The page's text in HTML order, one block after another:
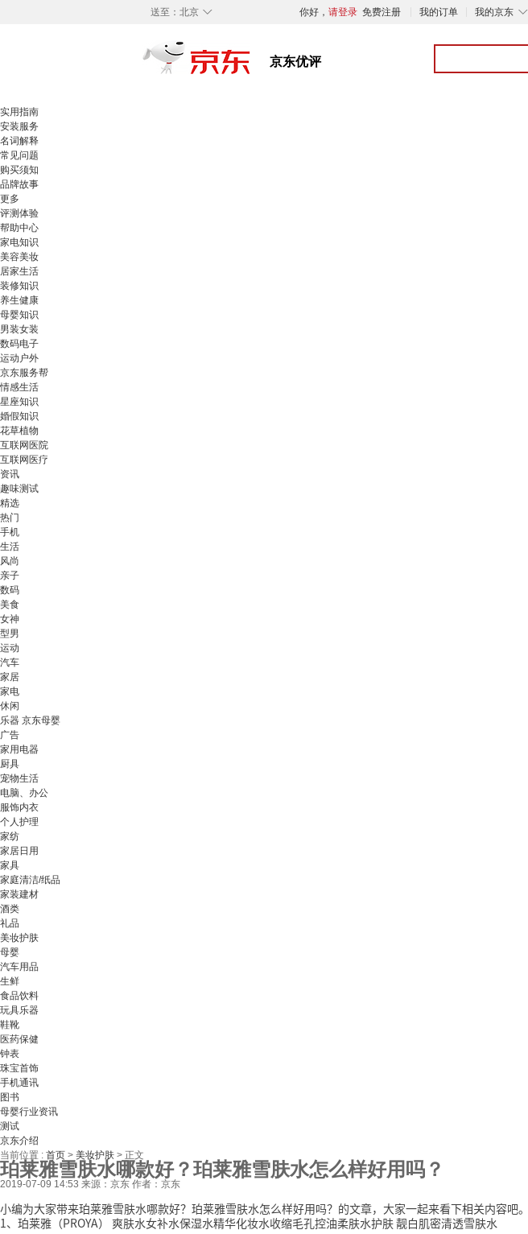
◇
送至： 北京 你好， 请登录 免费注册 我的订单 ◇
我的京东
实用指南
安装服务
名词解释
常见问题
购买须知
品牌故事
更多
评测体验
帮助中心
家电知识
美容美妆
居家生活
装修知识
养生健康
母婴知识
男装女装
数码电子
运动户外
京东服务帮
情感生活
星座知识
婚假知识
花草植物
互联网医院
互联网医疗
资讯
趣味测试
精选
热门
手机
生活
风尚
亲子
数码
美食
女神
型男
运动
汽车
家居
家电
休闲
乐器 京东母婴
广告
家用电器
厨具
宠物生活
电脑、办公
服饰内衣
个人护理
家纺
家居日用
家具
家庭清洁/纸品
家装建材
酒类
礼品
美妆护肤
母婴
汽车用品
生鲜
食品饮料
玩具乐器
鞋靴
医药保健
钟表
珠宝首饰
手机通讯
图书
母婴行业资讯
测试
京东介绍
当前位置 : 首页 > 美妆护肤 > 正文
珀莱雅雪肤水哪款好？珀莱雅雪肤水怎么样好用吗？
2019-07-09 14:53 来源：京东 作者：京东
小编为大家带来珀莱雅雪肤水哪款好？珀莱雅雪肤水怎么样好用吗？的文章，大家一起来看下相关内容吧。
1、珀莱雅（PROYA） 爽肤水女补水保湿水精华化妆水收缩毛孔控油柔肤水护肤 靓白肌密清透雪肤水